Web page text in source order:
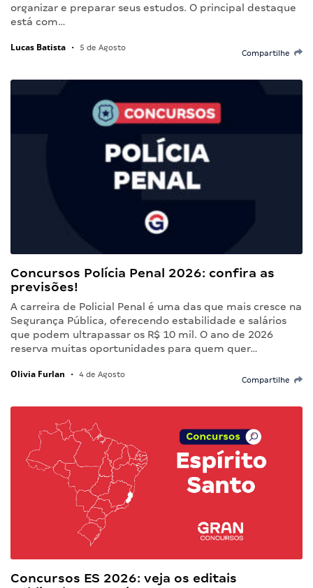
organizar e preparar seus estudos. O principal destaque
está com…
Lucas Batista • 5 de Agosto
Compartilhe
Concursos Polícia Penal 2026: confira as
previsões!
A carreira de Policial Penal é uma das que mais cresce na
Segurança Pública, oferecendo estabilidade e salários
que podem ultrapassar os R$ 10 mil. O ano de 2026
reserva muitas oportunidades para quem quer…
Olivia Furlan • 4 de Agosto
Compartilhe
Concursos ES 2026: veja os editais